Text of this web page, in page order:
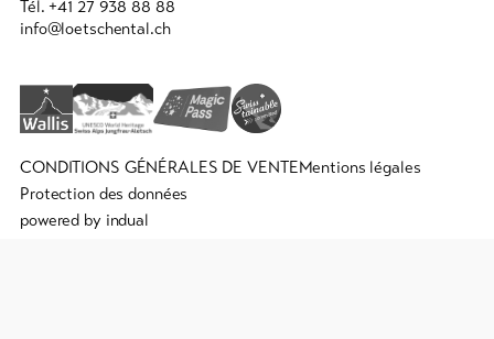
Tél. +41 27 938 88 88
info@loetschental.ch
CONDITIONS GÉNÉRALES DE VENTEMentions légales
Protection des données
powered by indual